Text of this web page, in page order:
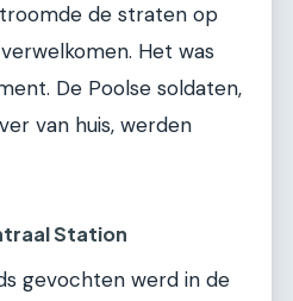
de straten op
Het was
De Poolse soldaten,
van huis, werden
Station
gevochten werd in de